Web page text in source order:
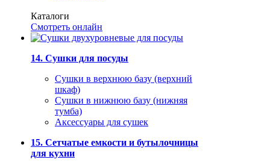
Каталоги
Смотреть онлайн
14. Сушки для посуды
Сушки в верхнюю базу (верхний
шкаф)
Сушки в нижнюю базу (нижняя
тумба)
Аксессуары для сушек
15. Сетчатые емкости и бутылочницы
для кухни